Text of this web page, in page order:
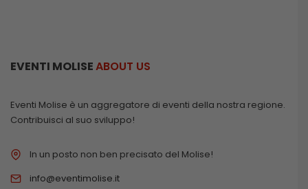
EVENTI MOLISEABOUT US
Eventi Molise è un aggregatore di eventi della nostra regione.
Contribuisci al suo sviluppo!
In un posto non ben precisato del Molise!
info@eventimolise.it